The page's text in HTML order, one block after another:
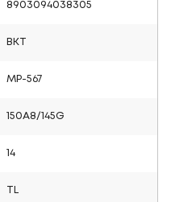
8903094038305
BKT
MP-567
150A8/145G
14